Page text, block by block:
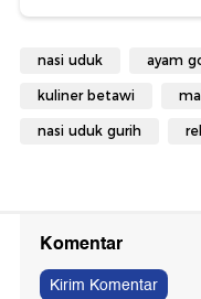
nasi uduk ayam
kuliner betawi
nasi uduk gurih
Komentar
Kirim Komentar